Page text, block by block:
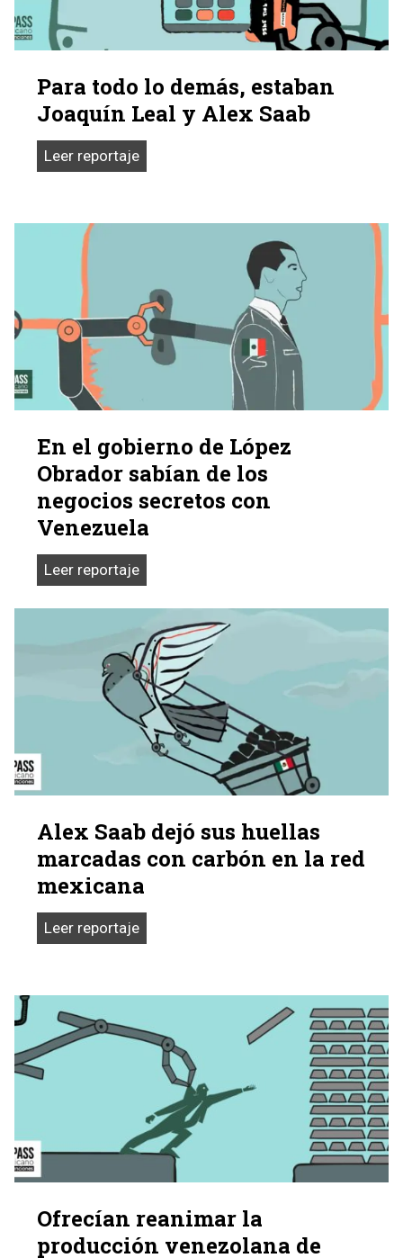
México
las
sanciones
contra
Maduro
Para todo lo demás, estaban
Joaquín Leal y Alex Saab
Leer reportajePara
demás,
Leal
y
Alex
En el gobierno de López
Obrador sabían de los
negocios secretos con
Venezuela
Leer reportajeEn
de
López
Obrador
sabían
de
con
Venezuela
Alex Saab dejó sus huellas
marcadas con carbón en la red
mexicana
Leer reportajeAlex
sus
marcadas
con
carbón
en
la
Ofrecían reanimar la
producción venezolana de